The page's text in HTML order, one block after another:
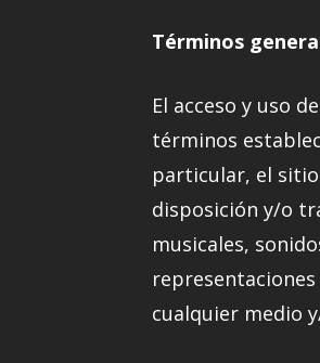
Términos
El acceso y uso
términos
particular, el
disposición y/o
musicales,
cualquier medio